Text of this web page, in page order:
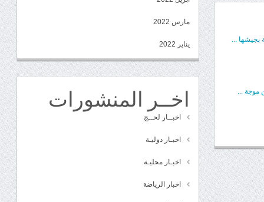
بجيشها ...
موجة ...
مارس 2022
يناير 2022
اخــر المنشورات
اخبــار لحــج
اخبـار دوليـة
اخبـار محليـة
اخبار الرياضة